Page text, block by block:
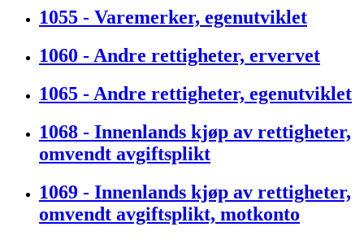
1055 - Varemerker, egenutviklet
1060 - Andre rettigheter, ervervet
1065 - Andre rettigheter, egenutviklet
1068 - Innenlands kjøp av rettigheter,
omvendt avgiftsplikt
1069 - Innenlands kjøp av rettigheter,
omvendt avgiftsplikt, motkonto